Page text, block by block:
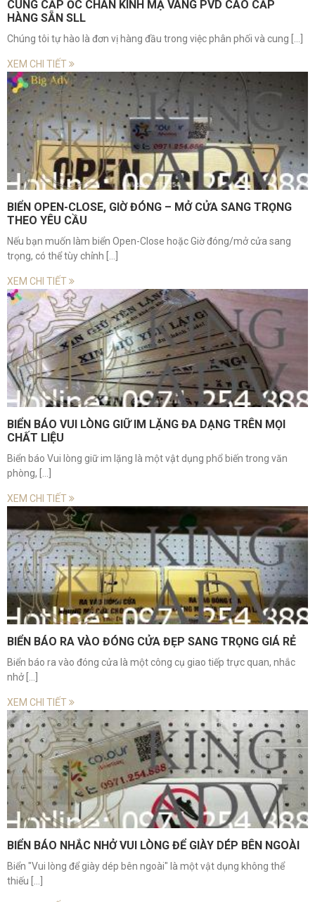
CUNG CẤP ỐC CHÂN KÍNH MẠ VÀNG PVD CAO CẤP
HÀNG SẴN SLL
Chúng tôi tự hào là đơn vị hàng đầu trong việc phân phối và cung [...]
XEM CHI TIẾT
BIỂN OPEN-CLOSE, GIỜ ĐÓNG – MỞ CỬA SANG TRỌNG
THEO YÊU CẦU
Nếu bạn muốn làm biển Open-Close hoặc Giờ đóng/mở cửa sang
trọng, có thể tùy chỉnh [...]
XEM CHI TIẾT
BIỂN BÁO VUI LÒNG GIỮ IM LẶNG ĐA DẠNG TRÊN MỌI
CHẤT LIỆU
Biển báo Vui lòng giữ im lặng là một vật dụng phổ biến trong văn
phòng, [...]
XEM CHI TIẾT
BIỂN BÁO RA VÀO ĐÓNG CỬA ĐẸP SANG TRỌNG GIÁ RẺ
Biển báo ra vào đóng cửa là một công cụ giao tiếp trực quan, nhắc
nhở [...]
XEM CHI TIẾT
BIỂN BÁO NHẮC NHỞ VUI LÒNG ĐỂ GIÀY DÉP BÊN NGOÀI
Biển "Vui lòng để giày dép bên ngoài" là một vật dụng không thể
thiếu [...]